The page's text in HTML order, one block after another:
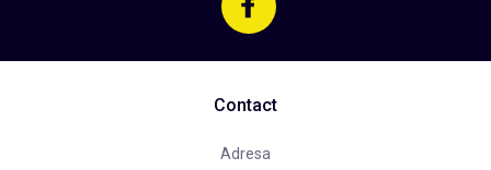
Contact
Adresa